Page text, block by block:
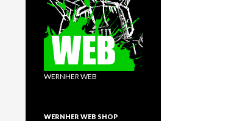
WERNHER WEB
WERNHER WEB SHOP